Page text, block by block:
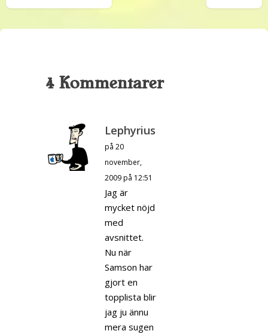
4 Kommentarer
Lephyrius
på 20
november,
2009 på 12:51
Jag är
mycket nöjd
med
avsnittet.
Nu när
Samson har
gjort en
topplista blir
jag ju ännu
mera sugen